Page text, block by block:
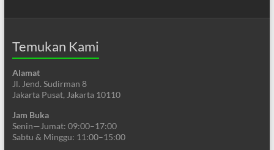
Temukan Kami
Alamat
Jl. Jend. Sudirman 8
Jakarta Pusat, Jakarta 10110
Jam Buka
Senin—Jumat: 09:00–17:00
Sabtu & Minggu: 11:00–15:00